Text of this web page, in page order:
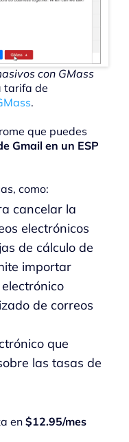
con GMass
tarifa de
.
que puedes
Gmail en un ESP
como:
cancelar la
electrónicos
de cálculo de
importar
de correos
que
las tasas de
en $12.95/mes